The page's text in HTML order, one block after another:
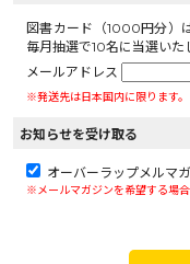
図書カード（1000円分）
毎月抽選で10名に当選いた
メールアドレス
※発送先は日本国内に限ります。
お知らせを受け取る
オーバーラップメルマガ
※メールマガジンを希望する場